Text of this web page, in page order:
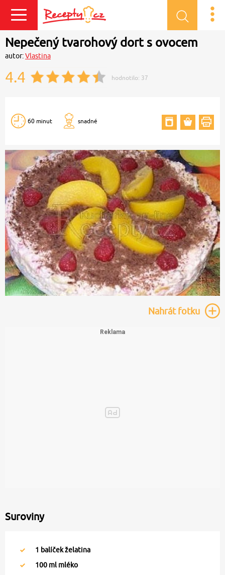
Přihlásit se
Nepečený tvarohový dort s ovocem
autor:Vlastina
4.4 hodnotilo: 37
60 minut snadné
Nahrátfotku
Suroviny
1 balíček želatina
100 ml mléko